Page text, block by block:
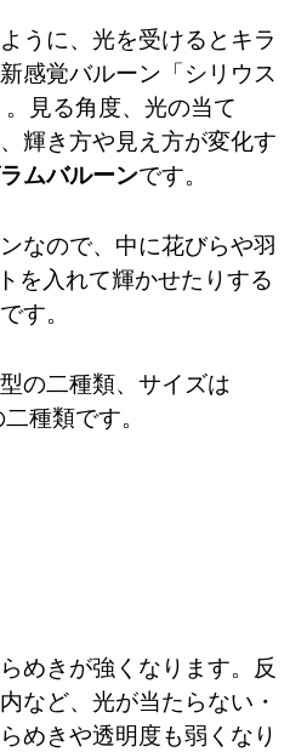
うに、光を受けるとキラ
感覚バルーン「シリウス
見る角度、光の当て
輝き方や見え方が変化す
ムバルーンです。
なので、中に花びらや羽
を入れて輝かせたりする
す。
の二種類、サイズは
種類です。
めきが強くなります。反
など、光が当たらない・
めきや透明度も弱くなり